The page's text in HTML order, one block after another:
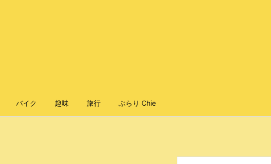
バイク 趣味 旅行 ぶらり Chie